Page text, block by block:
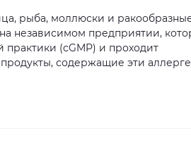
рыба, моллюски и
независимом предприятии,
(cGMP) и проходит
содержащие эти